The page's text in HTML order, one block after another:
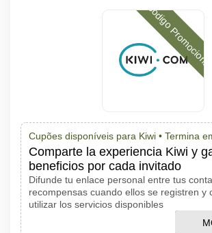
Código Promocional
Cupões disponíveis para Kiwi • Termina
Comparte la experiencia Kiwi y
beneficios por cada invitado
Difunde tu enlace personal entre tus
recompensas cuando ellos se registren y
utilizar los servicios disponibles